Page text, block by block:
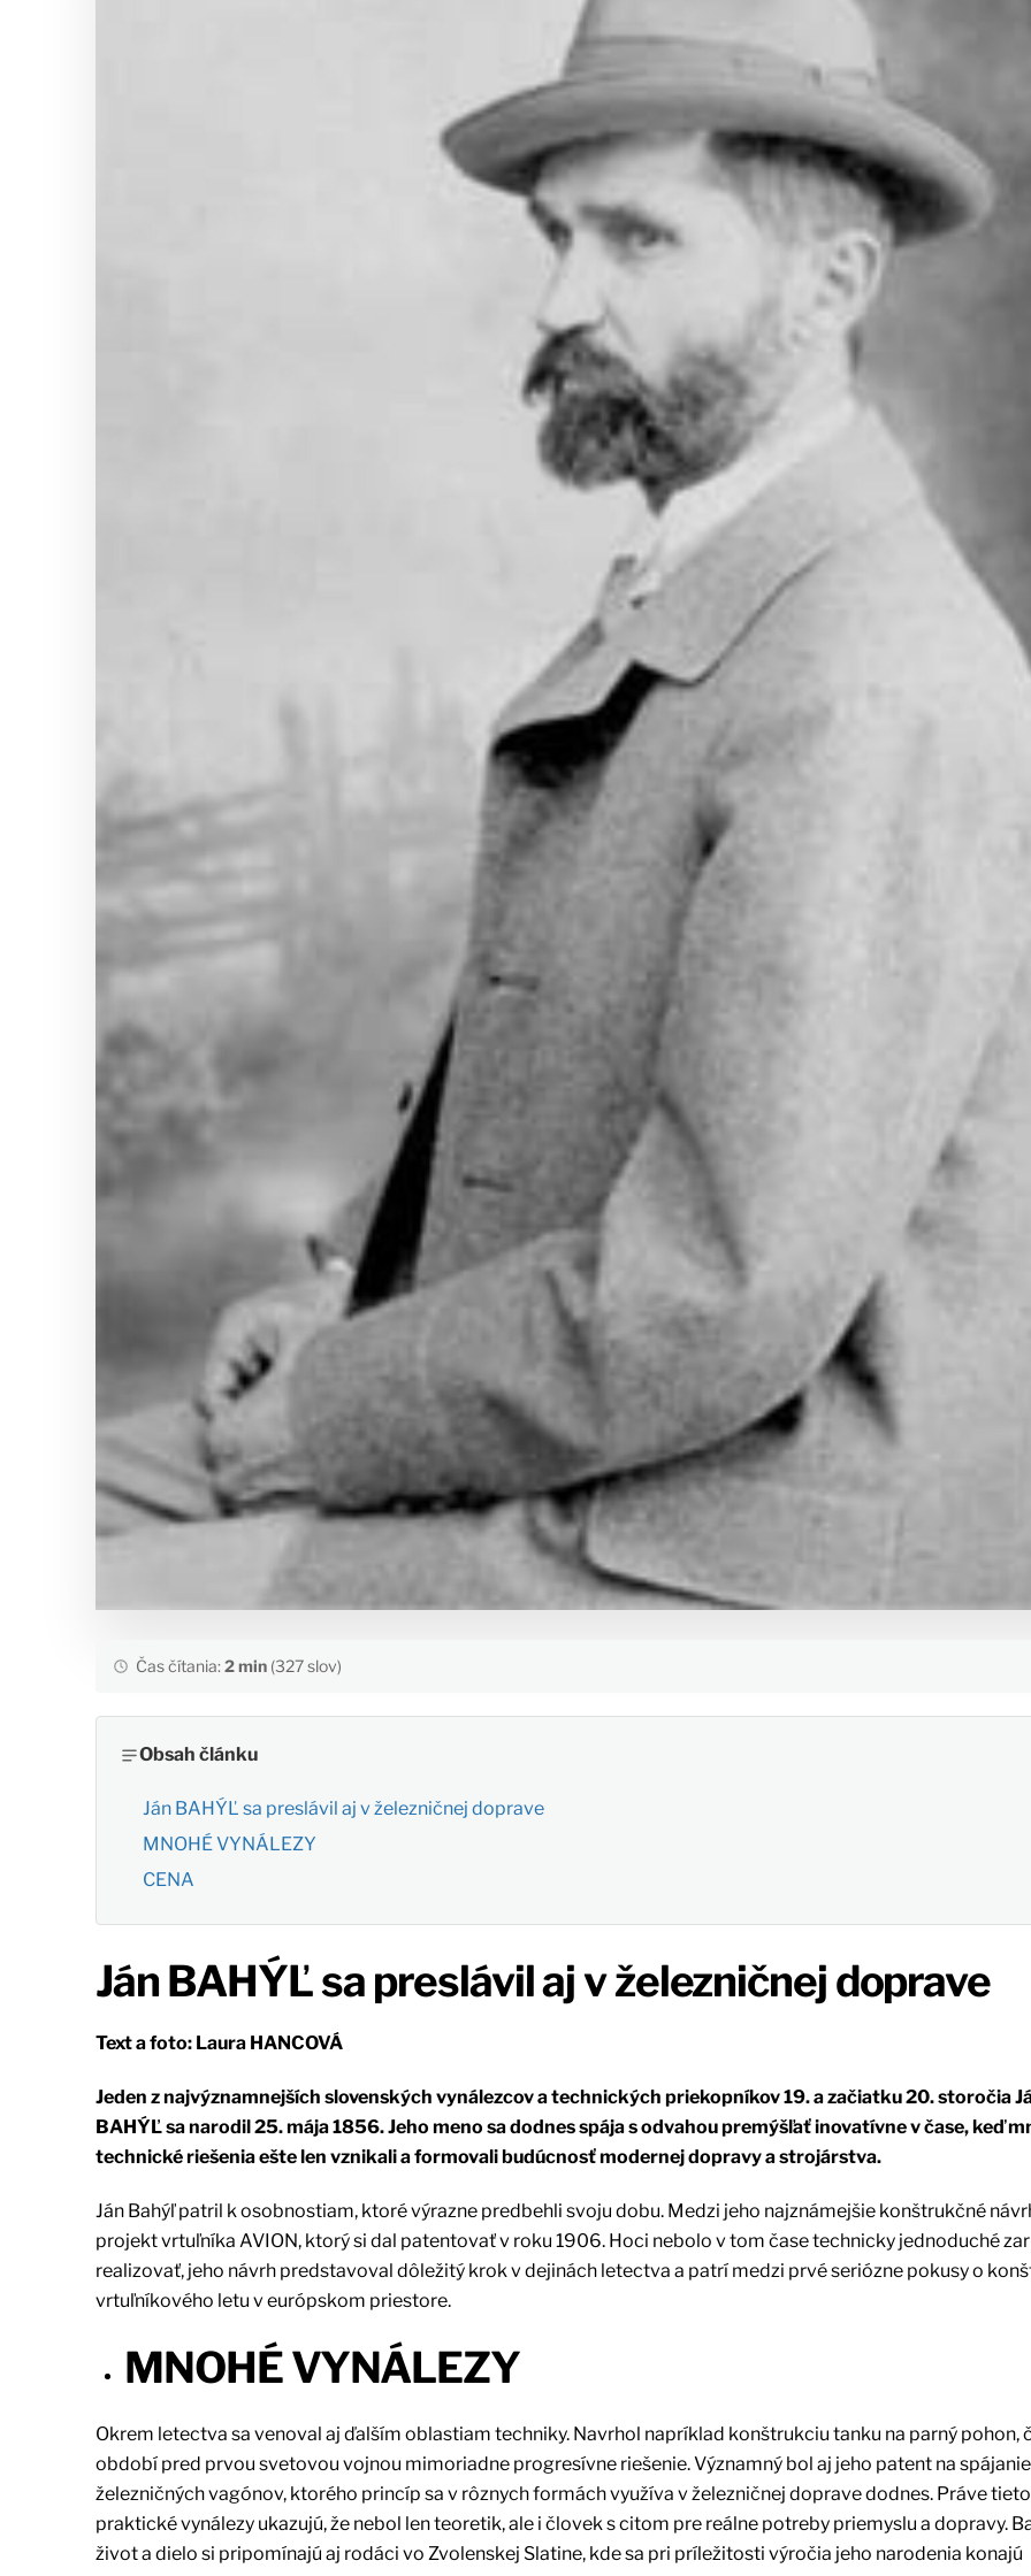
Čas čítania:2 min(327 slov)
Obsah článku
Ján BAHÝĽ sa preslávil aj v železničnej doprave
MNOHÉ VYNÁLEZY
CENA
Ján BAHÝĽ sa preslávil aj v železničnej doprave
Text a foto: Laura HANCOVÁ
Jeden z najvýznamnejších slovenských vynálezcov a technických priekopníkov 19. a začiatku 20. storočia
BAHÝĽ sa narodil 25. mája 1856. Jeho meno sa dodnes spája s odvahou premýšľať inovatívne v čase, keď
technické riešenia ešte len vznikali a formovali budúcnosť modernej dopravy a strojárstva.
Ján Bahýľ patril k osobnostiam, ktoré výrazne predbehli svoju dobu. Medzi jeho najznámejšie konštrukčné
projekt vrtuľníka AVION, ktorý si dal patentovať v roku 1906. Hoci nebolo v tom čase technicky jednoduché
realizovať, jeho návrh predstavoval dôležitý krok v dejinách letectva a patrí medzi prvé seriózne pokusy o
vrtuľníkového letu v európskom priestore.
MNOHÉ VYNÁLEZY
Okrem letectva sa venoval aj ďalším oblastiam techniky. Navrhol napríklad konštrukciu tanku na parný pohon,
období pred prvou svetovou vojnou mimoriadne progresívne riešenie. Významný bol aj jeho patent na spájanie
železničných vagónov, ktorého princíp sa v rôznych formách využíva v železničnej doprave dodnes. Práve tieto
praktické vynálezy ukazujú, že nebol len teoretik, ale i človek s citom pre reálne potreby priemyslu a dopravy.
život a dielo si pripomínajú aj rodáci vo Zvolenskej Slatine, kde sa pri príležitosti výročia jeho narodenia konajú